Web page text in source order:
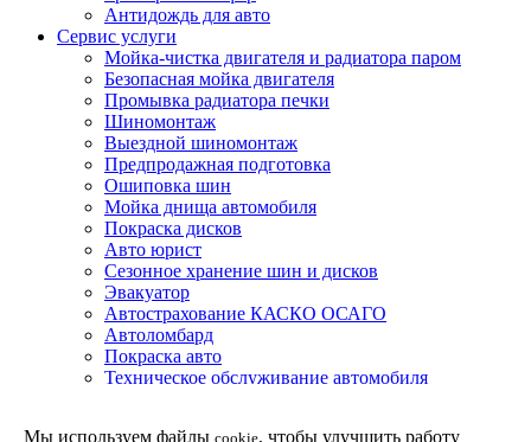
Антидождь для авто
Сервис услуги
Мойка-чистка двигателя и радиатора паром
Безопасная мойка двигателя
Промывка радиатора печки
Шиномонтаж
Выездной шиномонтаж
Предпродажная подготовка
Ошиповка шин
Мойка днища автомобиля
Покраска дисков
Авто юрист
Сезонное хранение шин и дисков
Эвакуатор
Автострахование КАСКО ОСАГО
Автоломбард
Покраска авто
Техническое обслуживание автомобиля
Мы используем файлы cookie, чтобы улучшить работу